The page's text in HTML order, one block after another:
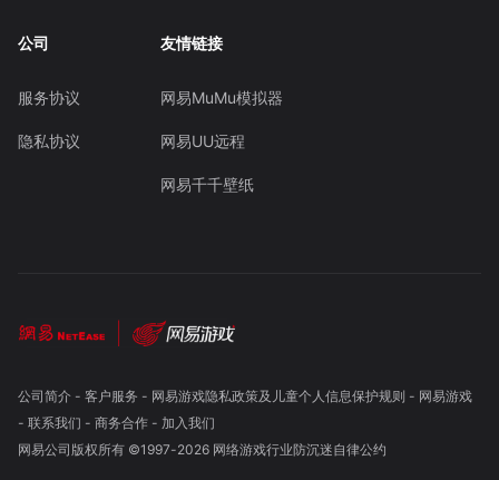
公司
服务协议
隐私协议
友情链接
网易MuMu模拟器
网易UU远程
网易千千壁纸
公司简介- 客户服务 - 网易游戏隐私政策及儿童个人信息保护规则 - 网易游戏
- 联系我们 - 商务合作- 加入我们
网易公司版权所有 ©1997-2026 网络游戏行业防沉迷自律公约